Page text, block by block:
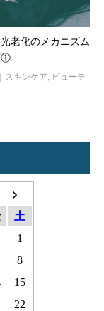
老化のメカニズム
①
スキンケア, ビューテ
土
1
8
15
22